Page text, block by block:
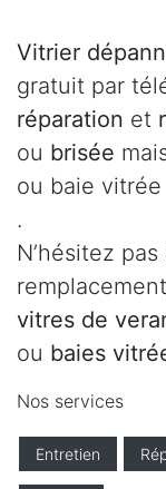
Vitrier
gratuit par
réparation et
ou brisée
ou baie vitrée
.
N’hésitez
vitres de
ou baies
Nos services
Entretien